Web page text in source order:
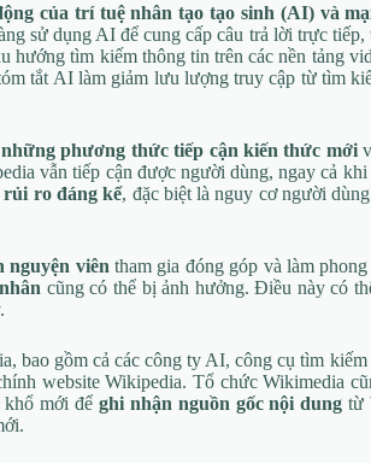
của trí tuệ nhân tạo tạo sinh (AI) và
sử dụng AI để cung cấp câu trả lời trực tiếp,
hướng tìm kiếm thông tin trên các nền tảng
tắt AI làm giảm lưu lượng truy cập từ tìm
phương thức tiếp cận kiến thức mới
vẫn tiếp cận được người dùng, ngay cả
rủi ro đáng kể, đặc biệt là nguy cơ người
nguyện viên tham gia đóng góp và làm
cũng có thể bị ảnh hưởng. Điều này có
bao gồm cả các công ty AI, công cụ tìm
website Wikipedia. Tổ chức Wikimedia
khổ mới để ghi nhận nguồn gốc nội dung từ